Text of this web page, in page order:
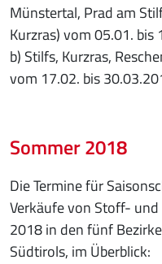
Münstertal, Prad am
Kurzras) vom 05.01. bis
b) Stilfs, Kurzras,
vom 17.02. bis
Sommer 2018
Die Termine für
Verkäufe von Stoff-
2018 in den fünf
Südtirols, im Überblick: